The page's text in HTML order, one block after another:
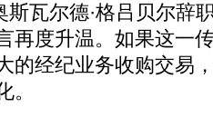
瓦尔德·格吕贝尔辞
再度升温。如果这一
的经纪业务收购交易
。